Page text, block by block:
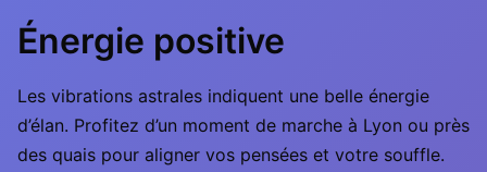
Énergie positive
Les vibrations astrales indiquent une belle énergie
d’élan. Profitez d’un moment de marche à Lyon ou près
des quais pour aligner vos pensées et votre souffle.